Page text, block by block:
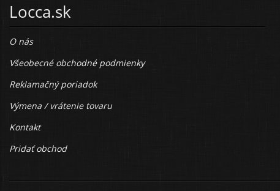
Locca.sk
O nás
Všeobecné obchodné podmienky
Reklamačný poriadok
Výmena / vrátenie tovaru
Kontakt
Pridať obchod